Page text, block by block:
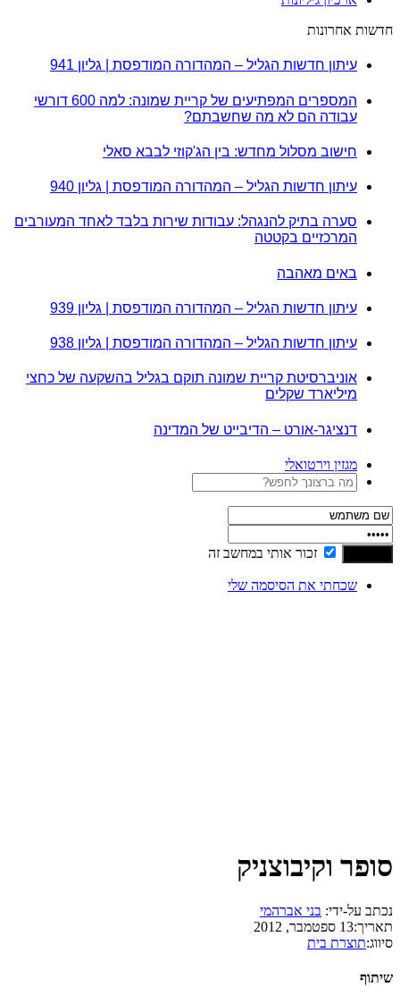
חדשות אחרונות
עיתון חדשות הגליל – המהדורה המודפסת | גליון 941
המספרים המפתיעים של קריית שמונה: למה 600 דורשי
עבודה הם לא מה שחשבתם?
חישוב מסלול מחדש: בין הג'קוזי לבבא סאלי
עיתון חדשות הגליל – המהדורה המודפסת | גליון 940
סערה בתיק להנגהל: עבודות שירות בלבד לאחד המעורבים
המרכזיים בקטטה
באים מאהבה
עיתון חדשות הגליל – המהדורה המודפסת | גליון 939
עיתון חדשות הגליל – המהדורה המודפסת | גליון 938
אוניברסיטת קריית שמונה תוקם בגליל בהשקעה של כחצי
מיליארד שקלים
דנציגר-אורט – הדיבייט של המדינה
מגזין וירטואלי
זכור אותי במחשב זה
שכחתי את הסיסמה שלי
סופר וקיבוצניק
נכתב על-ידי: בני אברהמי
תאריך:13 ספטמבר, 2012
סיווג:תוצרת בית
שיתוף